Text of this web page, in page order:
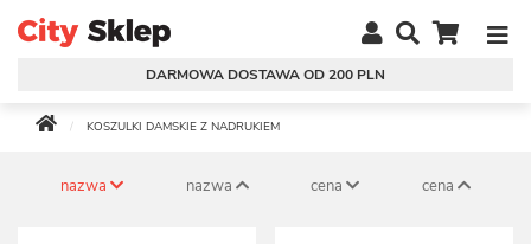
DARMOWA DOSTAWA OD 200 PLN
KOSZULKI DAMSKIE Z NADRUKIEM
nazwa nazwa cena cena